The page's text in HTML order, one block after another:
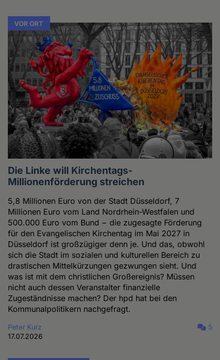
VOR ORT
Die Linke will Kirchentags-
Millionenförderung streichen
5,8 Millionen Euro von der Stadt Düsseldorf, 7
Millionen Euro vom Land Nordrhein-Westfalen und
500.000 Euro vom Bund − die zugesagte Förderung
für den Evangelischen Kirchentag im Mai 2027 in
Düsseldorf ist großzügiger denn je. Und das, obwohl
sich die Stadt im sozialen und kulturellen Bereich zu
drastischen Mittelkürzungen gezwungen sieht. Und
was ist mit dem christlichen Großereignis? Müssen
nicht auch dessen Veranstalter finanzielle
Zugeständnisse machen? Der hpd hat bei den
Kommunalpolitikern nachgefragt.
Peter Kurz
17.07.2026
5